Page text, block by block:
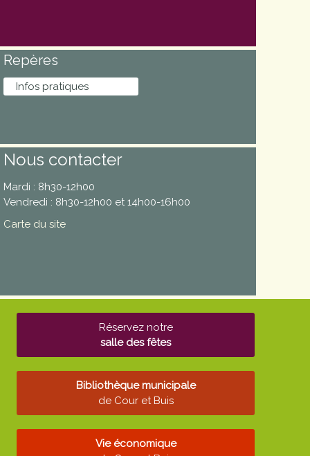
Repères
Infos pratiques
Nous contacter
Mardi : 8h30-12h00
Vendredi : 8h30-12h00 et 14h00-16h00
Carte du site
Réservez notre
salle des fêtes
Bibliothèque municipale
de Cour et Buis
Vie économique